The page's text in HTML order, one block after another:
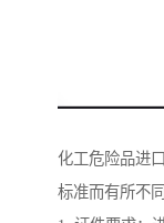
化工危险品进
标准而有所不